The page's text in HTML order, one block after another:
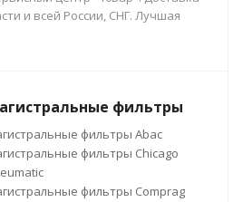
и всей России, СНГ. Лучшая
фильтры
фильтры Abac
фильтры Chicago
фильтры Comprag